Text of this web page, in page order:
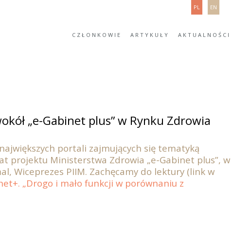
PL EN
CZŁONKOWIE ARTYKUŁY AKTUALNOŚCI
„e-Gabinet plus” w Rynku Zdrowia
portali zajmujących się tematyką
projektu Ministerstwa Zdrowia „e-Gabinet plus”, w
Wiceprezes PIIM. Zachęcamy do lektury (link w
„Drogo i mało funkcji w porównaniu z